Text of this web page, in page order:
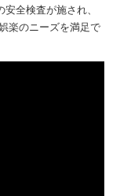
全検査が施され、
楽のニーズを満足で